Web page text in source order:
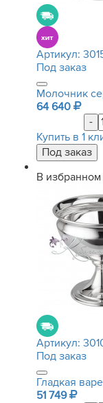
Артикул:
Под заказ
Молочник
64 640
-
Купить в 1
В избранном
Артикул:
Под заказ
Гладкая
51 749